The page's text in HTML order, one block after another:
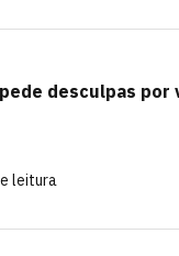
desculpas
leitura